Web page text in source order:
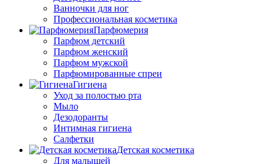
Ванночки для ног
Профессиональная косметика
Парфюмерия
Парфюм детский
Парфюм женский
Парфюм мужской
Парфюмированные спреи
Гигиена
Уход за полостью рта
Мыло
Дезодоранты
Интимная гигиена
Салфетки
Детская косметика
Для малышей